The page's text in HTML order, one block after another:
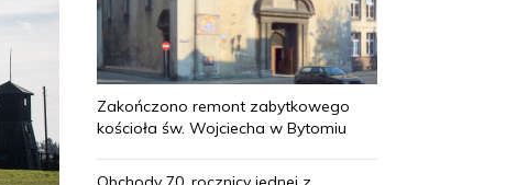
Zakończono remont zabytkowego
kościoła św. Wojciecha w Bytomiu